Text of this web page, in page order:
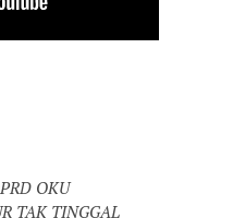
OKU
TAK TINGGAL